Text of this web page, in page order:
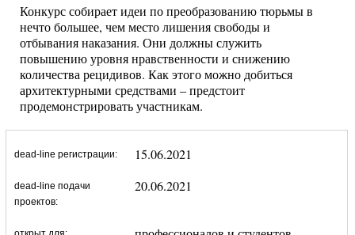
Конкурс собирает идеи по преобразованию тюрьмы в
нечто большее, чем место лишения свободы и
отбывания наказания. Они должны служить
повышению уровня нравственности и снижению
количества рецидивов. Как этого можно добиться
архитектурными средствами – предстоит
продемонстрировать участникам.
dead-line регистрации: 15.06.2021
dead-line подачи
проектов:
20.06.2021